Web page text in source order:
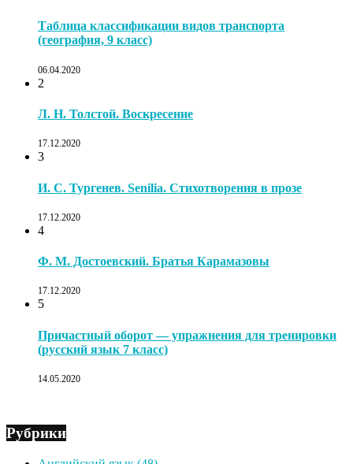
Таблица классификации видов транспорта
(география, 9 класс)
06.04.2020
2
Л. Н. Толстой. Воскресение
17.12.2020
3
И. С. Тургенев. Senilia. Стихотворения в прозе
17.12.2020
4
Ф. М. Достоевский. Братья Карамазовы
17.12.2020
5
Причастный оборот — упражнения для тренировки
(русский язык 7 класс)
14.05.2020
Рубрики